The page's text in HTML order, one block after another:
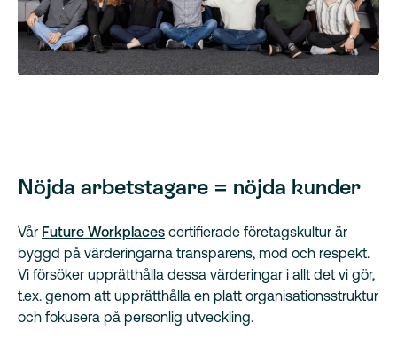
Nöjda arbetstagare = nöjda kunder
Vår Future Workplaces certifierade företagskultur är
byggd på värderingarna transparens, mod och respekt.
Vi försöker upprätthålla dessa värderingar i allt det vi gör,
t.ex. genom att upprätthålla en platt organisationsstruktur
och fokusera på personlig utveckling.